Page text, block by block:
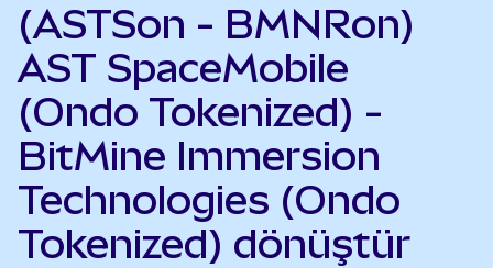
(ASTSon - BMNRon)
AST SpaceMobile
(Ondo Tokenized) -
BitMine Immersion
Technologies (Ondo
Tokenized) dönüştür